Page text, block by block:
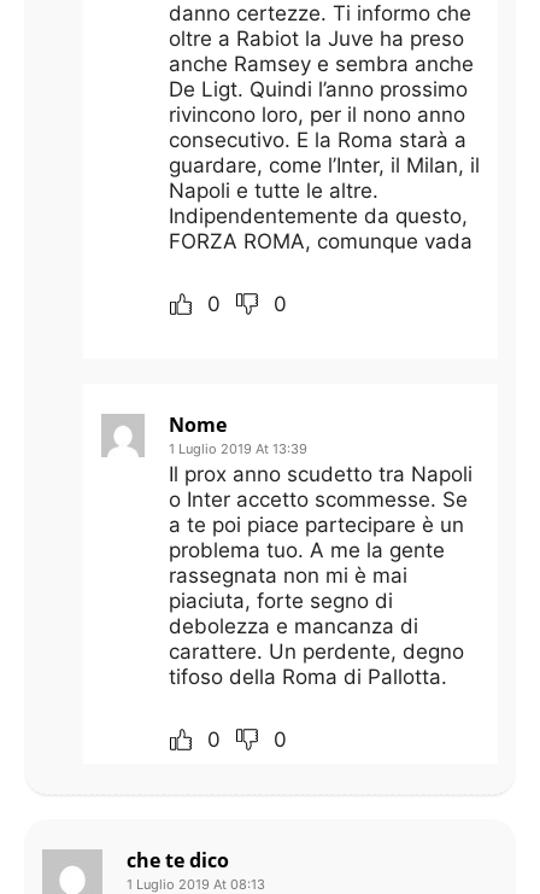
danno certezze. Ti informo che
oltre a Rabiot la Juve ha preso
anche Ramsey e sembra anche
De Ligt. Quindi l’anno prossimo
rivincono loro, per il nono anno
consecutivo. E la Roma starà a
guardare, come l’Inter, il Milan, il
Napoli e tutte le altre.
Indipendentemente da questo,
FORZA ROMA, comunque vada
0 0
Nome
1 Luglio 2019 At 13:39
Il prox anno scudetto tra Napoli
o Inter accetto scommesse. Se
a te poi piace partecipare è un
problema tuo. A me la gente
rassegnata non mi è mai
piaciuta, forte segno di
debolezza e mancanza di
carattere. Un perdente, degno
tifoso della Roma di Pallotta.
0 0
che te dico
1 Luglio 2019 At 08:13